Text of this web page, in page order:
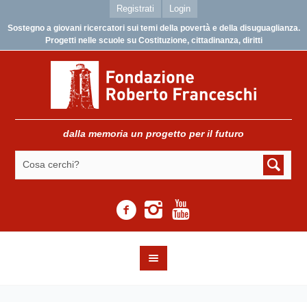
Registrati Login
Sostegno a giovani ricercatori sui temi della povertà e della disuguaglianza.
Progetti nelle scuole su Costituzione, cittadinanza, diritti
dalla memoria un progetto per il futuro